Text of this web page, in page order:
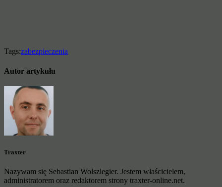
Tags:zabezpieczenia
Autor artykułu
Traxter
Nazywam się Sebastian Wolszlegier. Jestem właścicielem,
administratorem oraz redaktorem strony traxter-online.net.